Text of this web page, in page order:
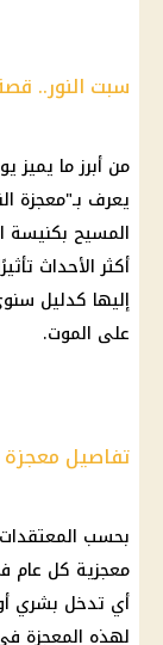
سبت النور..
من أبرز ما يميز
يعرف بـ"معجزة
المسيح
أكثر الأحداث
إليها كدليل
على الموت.
تفاصيل
بحسب
معجزية كل عام
أي تدخل بشري
لهذه المعجزة